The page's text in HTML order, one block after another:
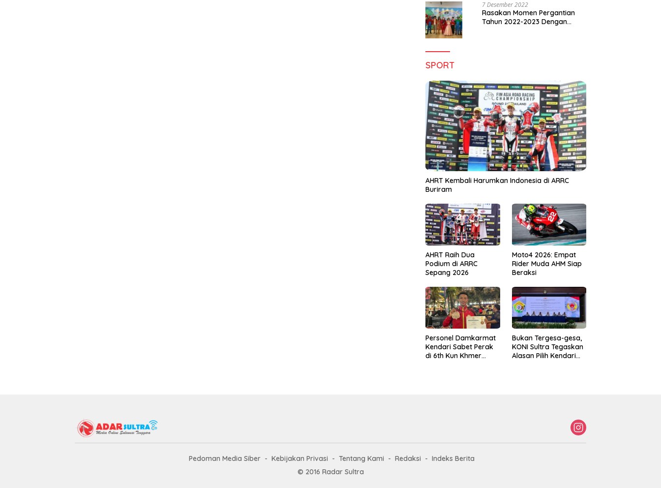
7 Desember 2022
Rasakan Momen Pergantian
Tahun 2022-2023 Dengan
SPORT
AHRT Kembali Harumkan Indonesia di ARRC
Buriram
AHRT Raih Dua
Podium di ARRC
Sepang 2026
Moto4 2026: Empat
Rider Muda AHM Siap
Beraksi
Personel Damkarmat
Kendari Sabet Perak
di 6th Kun Khmer
Bukan Tergesa-gesa,
KONI Sultra Tegaskan
Alasan Pilih Kendari
Pedoman Media Siber Kebijakan Privasi Tentang Kami Redaksi
Indeks Berita
© 2016 Radar Sultra